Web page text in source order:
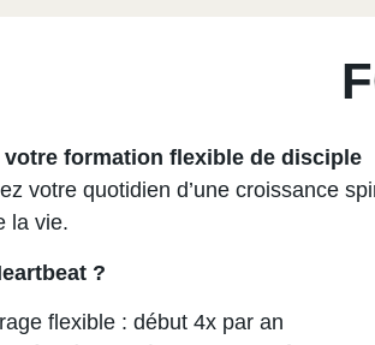
votre formation flexible de disciple
votre quotidien d’une croissance
la vie.
?
flexible : début 4x par an